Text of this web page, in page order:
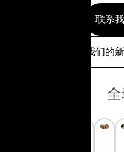
联系
订阅我们的